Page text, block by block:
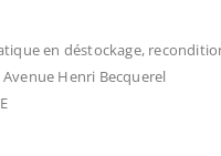
en déstockage,
Avenue Henri Becquerel